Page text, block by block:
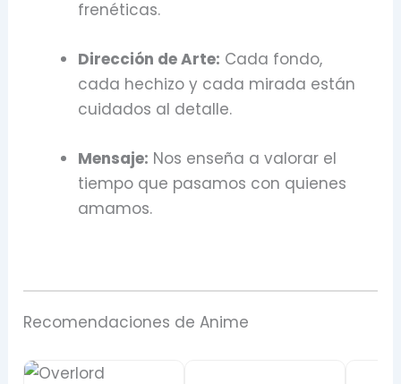
frenéticas.
Dirección de Arte: Cada fondo,
cada hechizo y cada mirada están
cuidados al detalle.
Mensaje: Nos enseña a valorar el
tiempo que pasamos con quienes
amamos.
Recomendaciones de Anime